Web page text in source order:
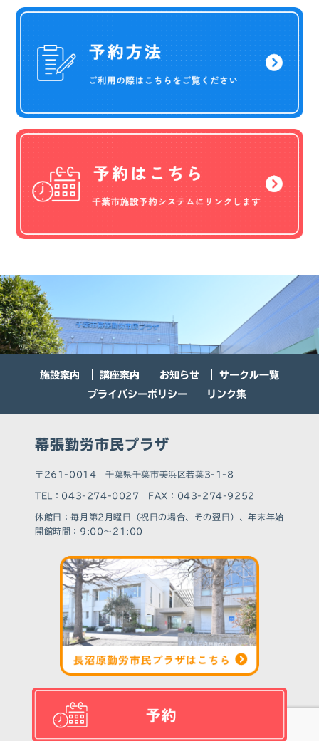
施設案内 講座案内 お知らせ
サークル一覧
プライバシーポリシー
リンク集
幕張勤労市民プラザ
〒261-0014 千葉県千葉市美浜区若葉3-1-8
TEL：043-274-0027 FAX：043-274-9252
休館⽇：毎月第2月曜日（祝日の場合、その翌日）、年末年始
開館時間：9:00～21:00